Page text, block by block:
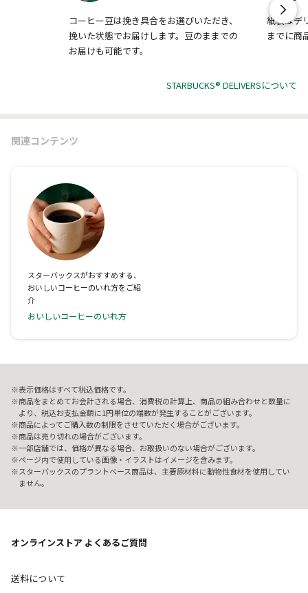
コーヒー豆は挽き具合をお選びいただき、
挽いた状態でお届けします。豆のままでの
お届けも可能です。
紙袋はデ
までに商
STARBUCKS® DELIVERSについて
関連コンテンツ
スターバックスがおすすめする、
おいしいコーヒーのいれ方をご紹
介
おいしいコーヒーのいれ方
表示価格はすべて税込価格です。
商品をまとめてお会計される場合、消費税の計算上、商品の組み合わせと数量に
より、税込お支払金額に1円単位の端数が発生することがございます。
商品によってご購入数の制限をさせていただく場合がございます。
商品は売り切れの場合がございます。
一部店舗では、価格が異なる場合、お取扱いのない場合がございます。
ページ内で使用している画像・イラストはイメージを含みます。
スターバックスのプラントベース商品は、主要原材料に動物性食材を使用してい
ません。
オンラインストア よくあるご質問
送料について